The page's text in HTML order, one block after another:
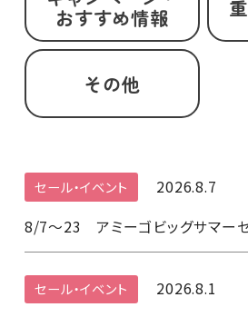
おすすめ情報
その他
セール・イベント
2026.8.7
8/7～23 アミーゴビッグサマーセ
セール・イベント
2026.8.1